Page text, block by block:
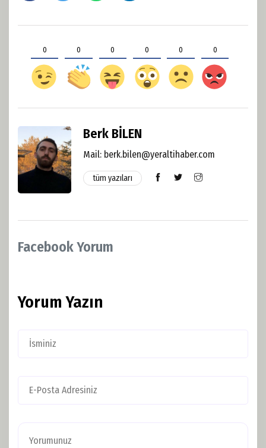
0 0 0 0 0 0
Berk BİLEN
Mail: berk.bilen@yeraltihaber.com
tüm yazıları
Facebook Yorum
Yorum Yazın